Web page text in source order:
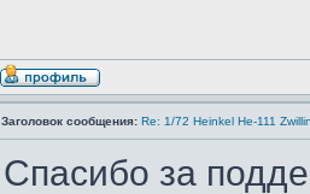
Заголовок сообщения: Re: 1/72 Heinkel He-111
Спасибо за